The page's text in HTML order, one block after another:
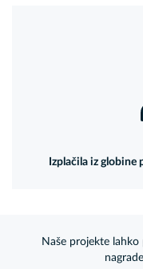
Izplačila iz
Naše projekte